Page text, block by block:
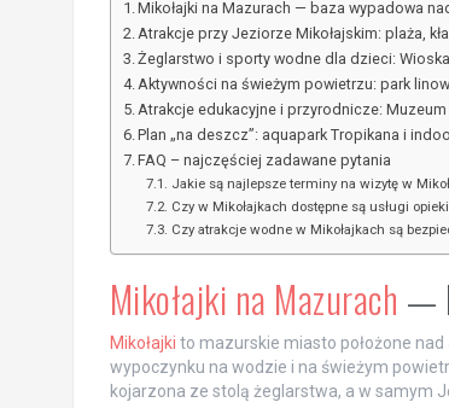
Mikołajki na Mazurach — baza wypadowa
Atrakcje przy Jeziorze Mikołajskim: plaża,
Żeglarstwo i sporty wodne dla dzieci:
Aktywności na świeżym powietrzu: park
Atrakcje edukacyjne i przyrodnicze:
Plan „na deszcz”: aquapark Tropikana i
FAQ – najczęściej zadawane pytania
Jakie są najlepsze terminy na wizytę w
Czy w Mikołajkach dostępne są usługi
Czy atrakcje wodne w Mikołajkach są
Mikołajki na Mazurach —
Mikołajki to mazurskie miasto położone
wypoczynku na wodzie i na świeżym
kojarzona ze stolą żeglarstwa, a w samym